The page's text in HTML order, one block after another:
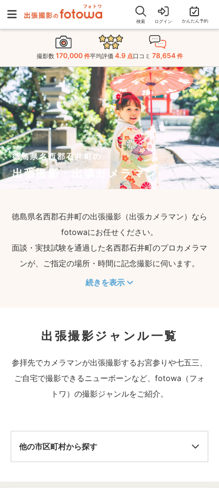
検索 ログイン かんたん予約
撮影数 170,000 件平均評価 4.9 点口コミ 78,654 件
徳島県名西郡石井町の
出張撮影・出張カメラマン
徳島県名西郡石井町の出張撮影（出張カメラマン）なら
fotowaにお任せください。
面談・実技試験を通過した名西郡石井町のプロカメラマ
ンが、ご指定の場所・時間に記念撮影に伺います。
続きを表示
出張撮影ジャンル一覧
参拝先でカメラマンが出張撮影するお宮参りや七五三、
ご自宅で撮影できるニューボーンなど、fotowa（フォ
トワ）の撮影ジャンルをご紹介。
他の市区町村から探す